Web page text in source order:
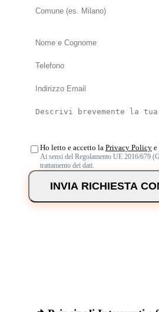
Ho letto e accetto la Privacy Policy e
Ai sensi del Regolamento UE 2016/679
trattamento dei dati.
INVIA RICHIESTA